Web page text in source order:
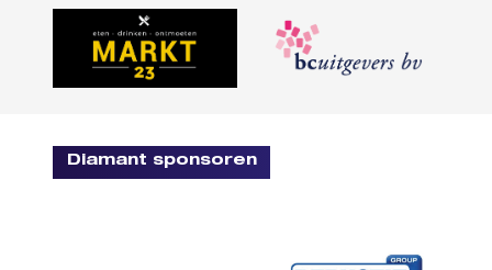
Diamant sponsoren